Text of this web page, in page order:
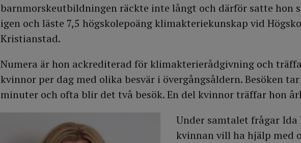
barnmorskeutbildningen räckte inte långt och därför satte hon
igen och läste 7,5 högskolepoäng klimakteriekunskap vid
Kristianstad.
Numera är hon ackrediterad för klimakterierådgivning och
kvinnor per dag med olika besvär i övergångsåldern. Besöken
minuter och ofta blir det två besök. En del kvinnor träffar hon
Under samtalet frågar Ida
kvinnan vill ha hjälp med